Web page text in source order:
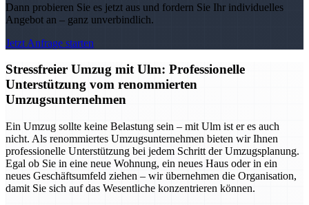
Dann probieren Sie es jetzt aus und fordern Sie Ihr individuelles
Angebot an – ganz unverbindlich.
Jetzt Anfrage starten
Stressfreier Umzug mit Ulm: Professionelle
Unterstützung vom renommierten
Umzugsunternehmen
Ein Umzug sollte keine Belastung sein – mit Ulm ist er es auch
nicht. Als renommiertes Umzugsunternehmen bieten wir Ihnen
professionelle Unterstützung bei jedem Schritt der Umzugsplanung.
Egal ob Sie in eine neue Wohnung, ein neues Haus oder in ein
neues Geschäftsumfeld ziehen – wir übernehmen die Organisation,
damit Sie sich auf das Wesentliche konzentrieren können.